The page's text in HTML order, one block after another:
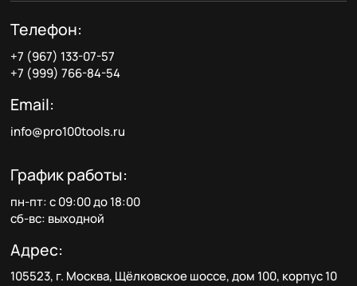
Телефон:
+7 (967) 133-07-57
+7 (999) 766-84-54
Email:
info@pro100tools.ru
График работы:
пн-пт: с 09:00 до 18:00
сб-вс: выходной
Адрес:
105523, г. Москва, Щёлковское шоссе, дом 100, корпус 10